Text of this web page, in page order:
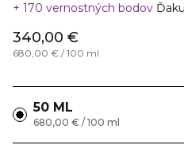
170 vernostných bodov
340,00 €
680,00 € / 100 ml
50 ML
680,00 € / 100 ml